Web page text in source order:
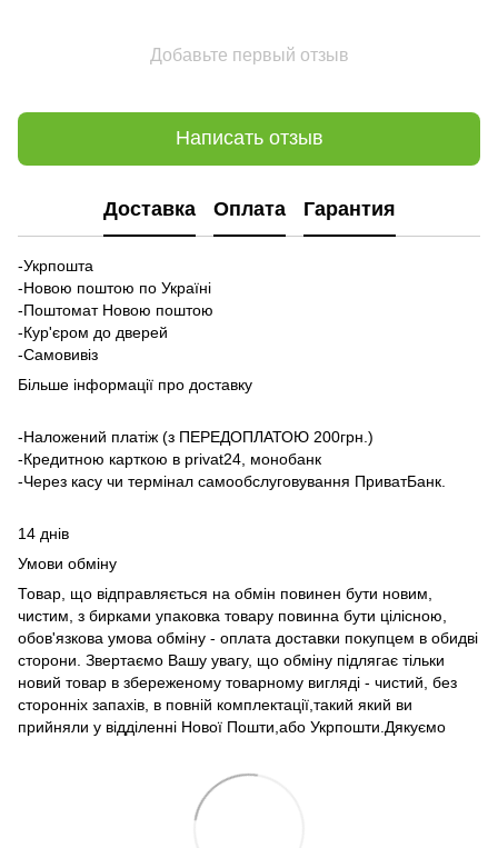
Добавьте первый отзыв
Написать отзыв
Доставка Оплата Гарантия
-Укрпошта
-Новою поштою по Україні
-Поштомат Новою поштою
-Кур'єром до дверей
-Самовивіз
Більше інформації про доставку
-Наложений платіж (з ПЕРЕДОПЛАТОЮ 200грн.)
-Кредитною карткою в privat24, монобанк
-Через касу чи термінал самообслуговування ПриватБанк.
14 днів
Умови обміну
Товар, що відправляється на обмін повинен бути новим,
чистим, з бирками упаковка товару повинна бути цілісною,
обов'язкова умова обміну - оплата доставки покупцем в обидві
сторони. Звертаємо Вашу увагу, що обміну підлягає тільки
новий товар в збереженому товарному вигляді - чистий, без
сторонніх запахів, в повній комплектації,такий який ви
прийняли у відділенні Нової Пошти,або Укрпошти.Дякуємо